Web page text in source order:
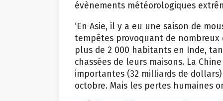
évènements météorologiques
‘En Asie, il y a eu une saison de
tempêtes provoquant de nombreux
plus de 2 000 habitants en Inde,
chassées de leurs maisons. La
importantes (32 milliards de
octobre. Mais les pertes humaines